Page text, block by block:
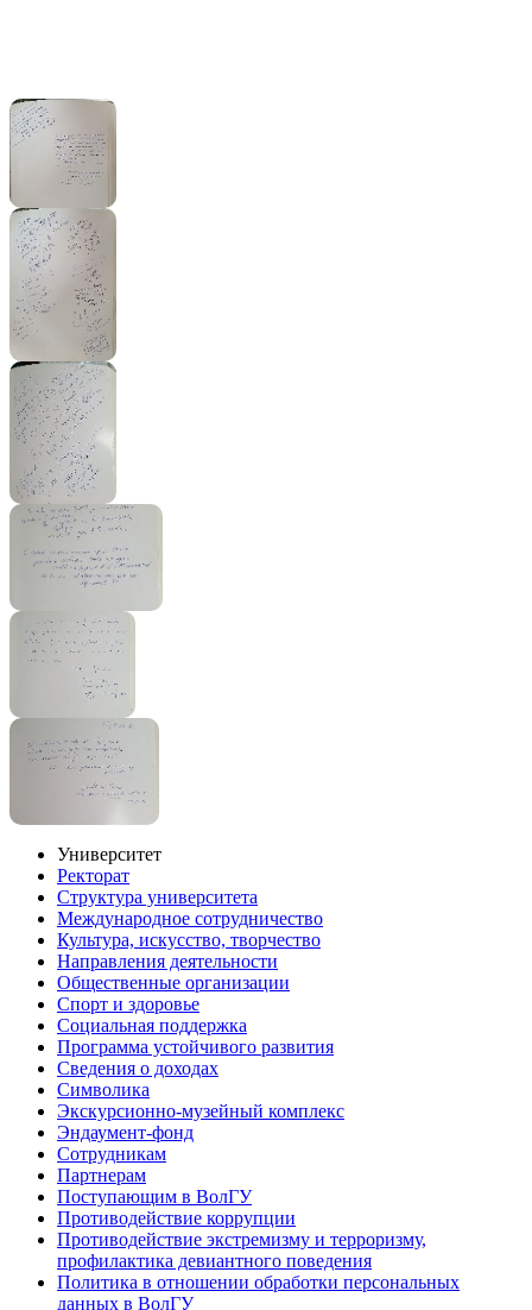
Университет
Ректорат
Структура университета
Международное сотрудничество
Культура, искусство, творчество
Направления деятельности
Общественные организации
Спорт и здоровье
Социальная поддержка
Программа устойчивого развития
Сведения о доходах
Символика
Экскурсионно-музейный комплекс
Эндаумент-фонд
Сотрудникам
Партнерам
Поступающим в ВолГУ
Противодействие коррупции
Противодействие экстремизму и терроризму,
профилактика девиантного поведения
Политика в отношении обработки персональных
данных в ВолГУ